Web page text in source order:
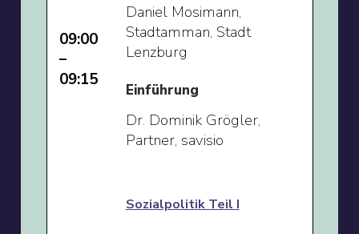
09:00
–
09:15
Daniel Mosimann,
Stadtamman, Stadt
Lenzburg
Einführung
Dr. Dominik Grögler,
Partner, savisio
Sozialpolitik Teil I